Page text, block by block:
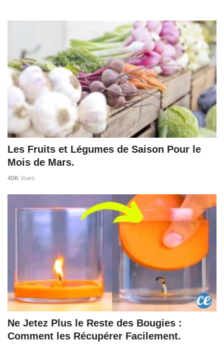
Les Fruits et Légumes de Saison Pour le
Mois de Mars.
40K Vues
Ne Jetez Plus le Reste des Bougies :
Comment les Récupérer Facilement.